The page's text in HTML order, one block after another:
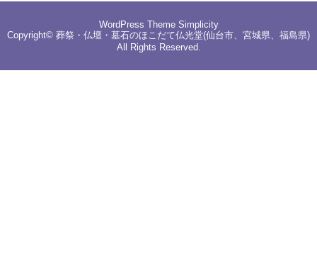
WordPress Theme Simplicity
Copyright© 葬祭・仏壇・墓石のほこだて仏光堂(仙台市、宮城県、福島県)
All Rights Reserved.